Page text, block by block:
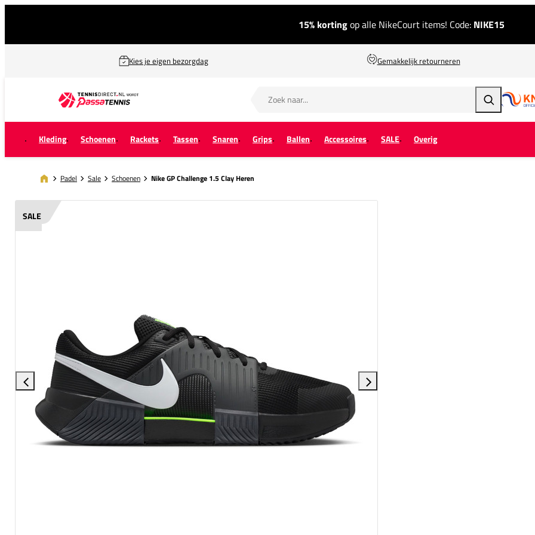
15% kortingop alle NikeCourt items! Code: NIKE15
Kies je eigen bezorgdag Gemakkelijk retourneren
Zoeken
Kleding Schoenen Rackets Tassen Snaren Grips Ballen Accessoires SALE Overig
Padel Sale Schoenen Nike GP Challenge 1.5 Clay Heren
SALE